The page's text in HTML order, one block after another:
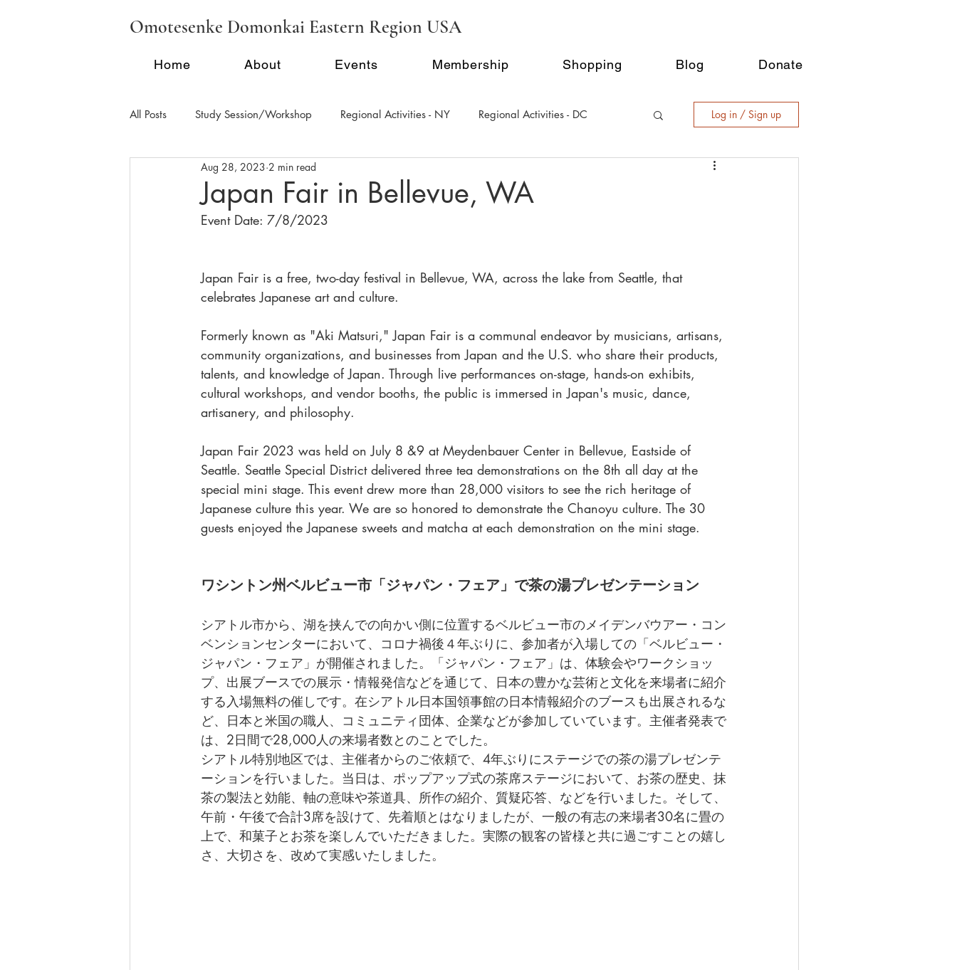
Omotesenke Domonkai Eastern Region USA
Home About Events Membership Shopping Blog Donate
All Posts Study Session/Workshop Regional Activities - NY Regional Activities - DC
Regional Activities - FL Regional Activity - Philadephia
School Tea/Clubs/Demonstration
Log in / Sign up
Japan Fair in Bellevue, WA
Aug 28, 2023 2 min read
Event Date: 7/8/2023
Japan Fair is a free, two-day festival in Bellevue, WA, across the lake from Seattle, that
celebrates Japanese art and culture.
Formerly known as "Aki Matsuri," Japan Fair is a communal endeavor by musicians, artisans,
community organizations, and businesses from Japan and the U.S. who share their products,
talents, and knowledge of Japan. Through live performances on-stage, hands-on exhibits,
cultural workshops, and vendor booths, the public is immersed in Japan's music, dance,
artisanery, and philosophy.
Japan Fair 2023 was held on July 8 &9 at Meydenbauer Center in Bellevue, Eastside of
Seattle. Seattle Special District delivered three tea demonstrations on the 8th all day at the
special mini stage. This event drew more than 28,000 visitors to see the rich heritage of
Japanese culture this year. We are so honored to demonstrate the Chanoyu culture. The 30
guests enjoyed the Japanese sweets and matcha at each demonstration on the mini stage.
ワシントン州ベルビュー市「ジャパン・フェア」で茶の湯プレゼンテーション
シアトル市から、湖を挟んでの向かい側に位置するベルビュー市のメイデンバウアー・コン
ベンションセンターにおいて、コロナ禍後４年ぶりに、参加者が入場しての「ベルビュー・
ジャパン・フェア」が開催されました。「ジャパン・フェア」は、体験会やワークショッ
プ、出展ブースでの展示・情報発信などを通じて、日本の豊かな芸術と文化を来場者に紹介
する入場無料の催しです。在シアトル日本国領事館の日本情報紹介のブースも出展されるな
ど、日本と米国の職人、コミュニティ団体、企業などが参加していています。主催者発表で
は、2日間で28,000人の来場者数とのことでした。
シアトル特別地区では、主催者からのご依頼で、4年ぶりにステージでの茶の湯プレゼンテ
ーションを行いました。当日は、ポップアップ式の茶席ステージにおいて、お茶の歴史、抹
茶の製法と効能、軸の意味や茶道具、所作の紹介、質疑応答、などを行いました。そして、
午前・午後で合計3席を設けて、先着順とはなりましたが、一般の有志の来場者30名に畳の
上で、和菓子とお茶を楽しんでいただきました。実際の観客の皆様と共に過ごすことの嬉し
さ、大切さを、改めて実感いたしました。